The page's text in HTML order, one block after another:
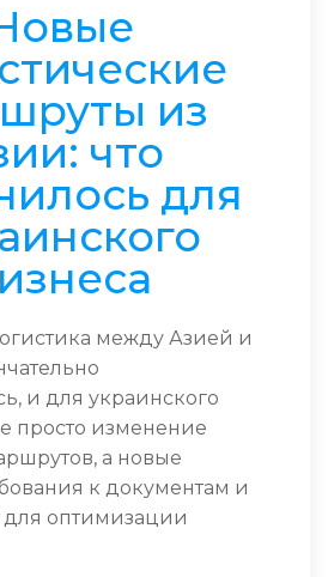
из
что
для
между Азией и
и для украинского
просто изменение
а новые
к документам и
оптимизации